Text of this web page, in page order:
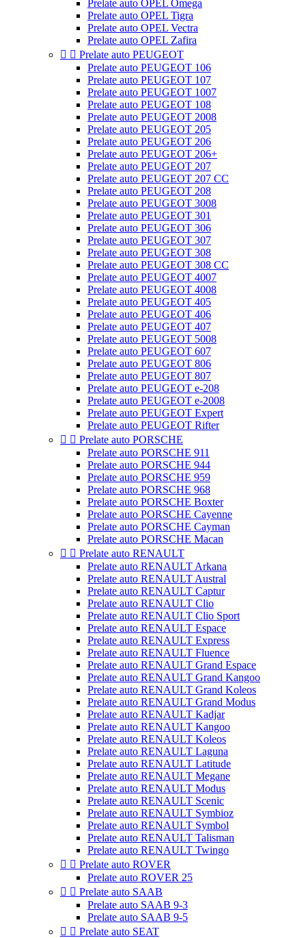
Prelate auto OPEL Omega
Prelate auto OPEL Tigra
Prelate auto OPEL Vectra
Prelate auto OPEL Zafira
  Prelate auto PEUGEOT
Prelate auto PEUGEOT 106
Prelate auto PEUGEOT 107
Prelate auto PEUGEOT 1007
Prelate auto PEUGEOT 108
Prelate auto PEUGEOT 2008
Prelate auto PEUGEOT 205
Prelate auto PEUGEOT 206
Prelate auto PEUGEOT 206+
Prelate auto PEUGEOT 207
Prelate auto PEUGEOT 207 CC
Prelate auto PEUGEOT 208
Prelate auto PEUGEOT 3008
Prelate auto PEUGEOT 301
Prelate auto PEUGEOT 306
Prelate auto PEUGEOT 307
Prelate auto PEUGEOT 308
Prelate auto PEUGEOT 308 CC
Prelate auto PEUGEOT 4007
Prelate auto PEUGEOT 4008
Prelate auto PEUGEOT 405
Prelate auto PEUGEOT 406
Prelate auto PEUGEOT 407
Prelate auto PEUGEOT 5008
Prelate auto PEUGEOT 607
Prelate auto PEUGEOT 806
Prelate auto PEUGEOT 807
Prelate auto PEUGEOT e-208
Prelate auto PEUGEOT e-2008
Prelate auto PEUGEOT Expert
Prelate auto PEUGEOT Rifter
  Prelate auto PORSCHE
Prelate auto PORSCHE 911
Prelate auto PORSCHE 944
Prelate auto PORSCHE 959
Prelate auto PORSCHE 968
Prelate auto PORSCHE Boxter
Prelate auto PORSCHE Cayenne
Prelate auto PORSCHE Cayman
Prelate auto PORSCHE Macan
  Prelate auto RENAULT
Prelate auto RENAULT Arkana
Prelate auto RENAULT Austral
Prelate auto RENAULT Captur
Prelate auto RENAULT Clio
Prelate auto RENAULT Clio Sport
Prelate auto RENAULT Espace
Prelate auto RENAULT Express
Prelate auto RENAULT Fluence
Prelate auto RENAULT Grand Espace
Prelate auto RENAULT Grand Kangoo
Prelate auto RENAULT Grand Koleos
Prelate auto RENAULT Grand Modus
Prelate auto RENAULT Kadjar
Prelate auto RENAULT Kangoo
Prelate auto RENAULT Koleos
Prelate auto RENAULT Laguna
Prelate auto RENAULT Latitude
Prelate auto RENAULT Megane
Prelate auto RENAULT Modus
Prelate auto RENAULT Scenic
Prelate auto RENAULT Symbioz
Prelate auto RENAULT Symbol
Prelate auto RENAULT Talisman
Prelate auto RENAULT Twingo
  Prelate auto ROVER
Prelate auto ROVER 25
  Prelate auto SAAB
Prelate auto SAAB 9-3
Prelate auto SAAB 9-5
  Prelate auto SEAT